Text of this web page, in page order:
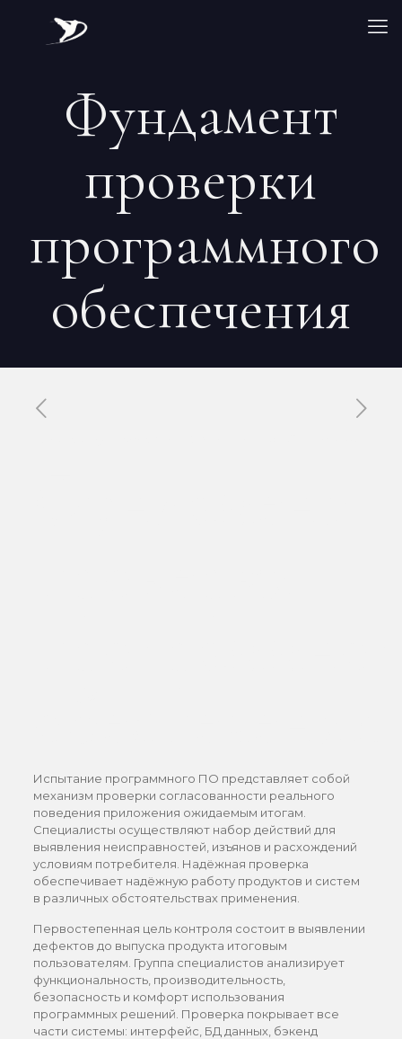
Фундамент
проверки
программного
обеспечения
Испытание программного ПО представляет собой
механизм проверки согласованности реального
поведения приложения ожидаемым итогам.
Специалисты осуществляют набор действий для
выявления неисправностей, изъянов и расхождений
условиям потребителя. Надёжная проверка
обеспечивает надёжную работу продуктов и систем
в различных обстоятельствах применения.
Первостепенная цель контроля состоит в выявлении
дефектов до выпуска продукта итоговым
пользователям. Группа специалистов анализирует
функциональность, производительность,
безопасность и комфорт использования
программных решений. Проверка покрывает все
части системы: интерфейс, БД данных, бэкенд